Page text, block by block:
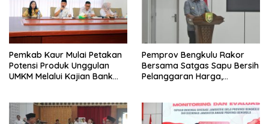
Pemkab Kaur Mulai Petakan
Potensi Produk Unggulan
UMKM Melalui Kajian Bank
Pemprov Bengkulu Rakor
Bersama Satgas Sapu Bersih
Pelanggaran Harga,
Masih Jadi Sorotan